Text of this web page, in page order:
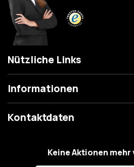
Nützliche Links
Informationen
Kontaktdaten
Keine Aktionen mehr